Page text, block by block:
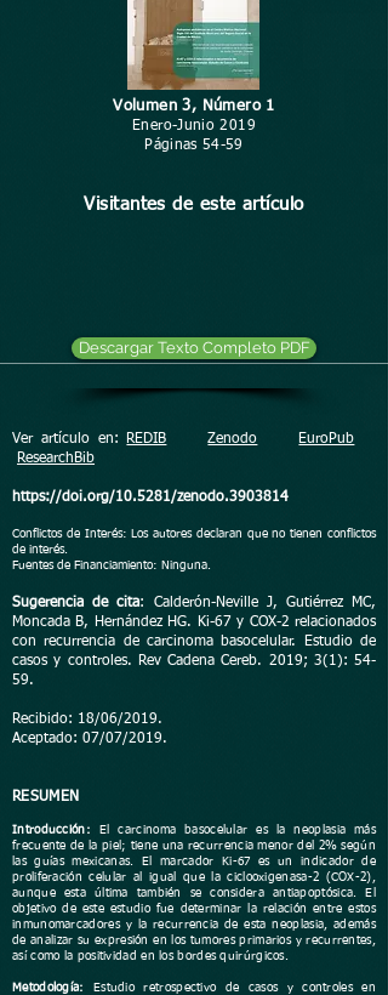
Volumen 3, Número 1
Enero-Junio 2019
Páginas 54-59
Visitantes de este artículo
Descargar Texto Completo PDF
Ver artículo en: REDIB Zenodo
EuroPub
ResearchBib
https://doi.org/10.5281/zenodo.3903814
Conflictos de Interés: Los autores declaran que no tienen conflictos
de interés.
Fuentes de Financiamiento: Ninguna.
Sugerencia de cita: Calderón-Neville J, Gutiérrez MC,
Moncada B, Hernández HG. Ki-67 y COX-2 relacionados
con recurrencia de carcinoma basocelular. Estudio de
casos y controles. Rev Cadena Cereb. 2019; 3(1): 54-
59.
Recibido: 18/06/2019.
Aceptado: 07/07/2019.
RESUMEN
Introducción:
El carcinoma basocelular es la neoplasia más
frecuente de la piel; tiene una recurrencia menor del 2% según
las guías mexicanas. El marcador Ki-67 es un indicador de
proliferación celular al igual que la ciclooxigenasa-2 (COX-2),
aunque esta última también se considera antiapoptósica. El
objetivo de este estudio fue determinar la relación entre estos
inmunomarcadores y la recurrencia de esta neoplasia, además
de analizar su expresión en los tumores primarios y recurrentes,
así como la positividad en los bordes quirúrgicos.
Metodología:
Estudio retrospectivo de casos y controles en